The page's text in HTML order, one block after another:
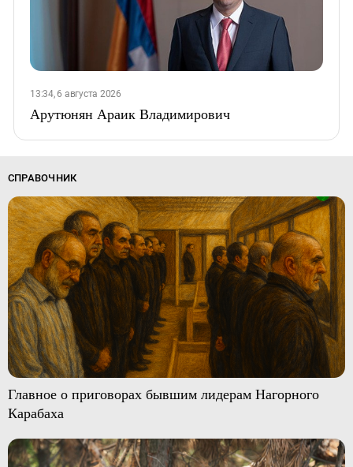
13:34, 6 августа 2026
Арутюнян Араик Владимирович
СПРАВОЧНИК
Главное о приговорах бывшим лидерам Нагорного
Карабаха